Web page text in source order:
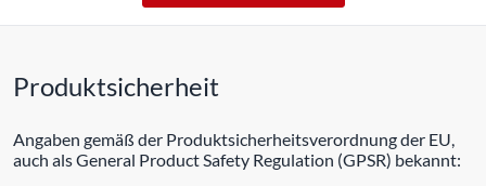
Produktsicherheit
Angaben gemäß der Produktsicherheitsverordnung der EU,
auch als General Product Safety Regulation (GPSR) bekannt: